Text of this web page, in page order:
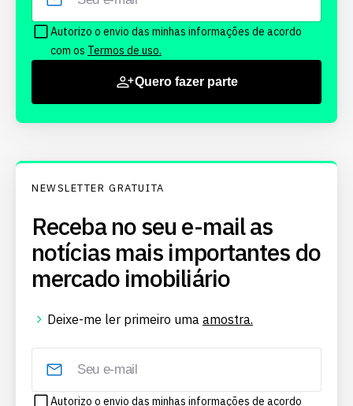
Autorizo o envio das minhas informações de acordo
com os Termos de uso.
Quero fazer parte
NEWSLETTER GRATUITA
Receba no seu e-mail as
notícias mais importantes do
mercado imobiliário
Deixe-me ler primeiro uma amostra.
Autorizo o envio das minhas informações de acordo